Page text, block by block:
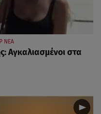
ΝΕΑ
Αγκαλιασμένοι στα